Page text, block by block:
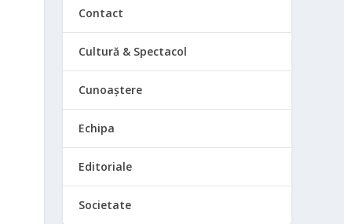
Contact
Cultură & Spectacol
Cunoaștere
Echipa
Editoriale
Societate